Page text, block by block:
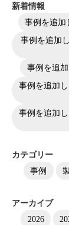
新着情報
事例を追加
事例を追加
事例を追
事例を追加
事例を追加
カテゴリー
事例
アーカイブ
2026